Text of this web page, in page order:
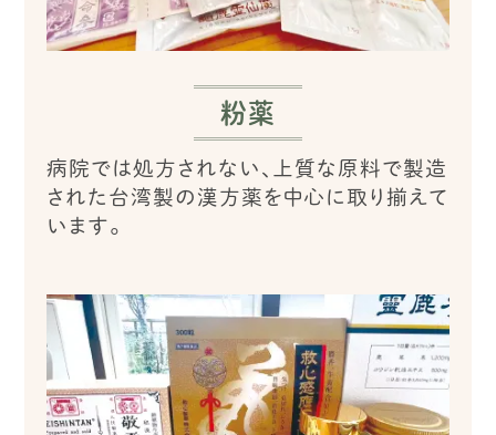
粉薬
病院では処方されない、上質な原料で製造
された台湾製の漢方薬を中心に取り揃えて
います。